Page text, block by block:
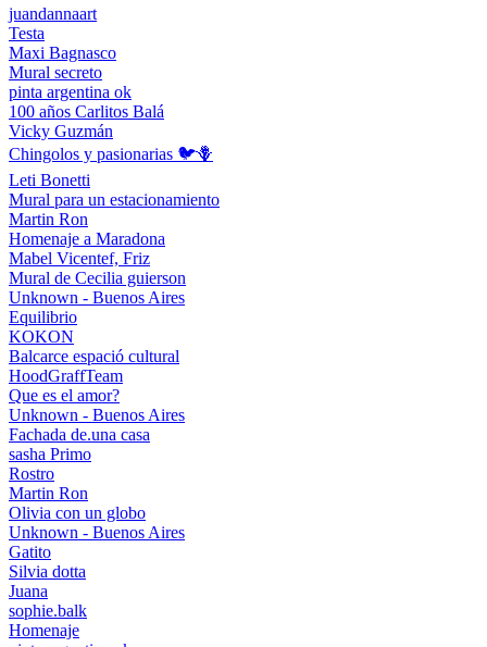
juandannaart
Testa
Maxi Bagnasco
Mural secreto
pinta argentina ok
100 años Carlitos Balá
Vicky Guzmán
Chingolos y pasionarias 🐦🪻
Leti Bonetti
Mural para un estacionamiento
Martin Ron
Homenaje a Maradona
Mabel Vicentef, Friz
Mural de Cecilia guierson
Unknown - Buenos Aires
Equilibrio
KOKON
Balcarce espació cultural
HoodGraffTeam
Que es el amor?
Unknown - Buenos Aires
Fachada de.una casa
sasha Primo
Rostro
Martin Ron
Olivia con un globo
Unknown - Buenos Aires
Gatito
Silvia dotta
Juana
sophie.balk
Homenaje